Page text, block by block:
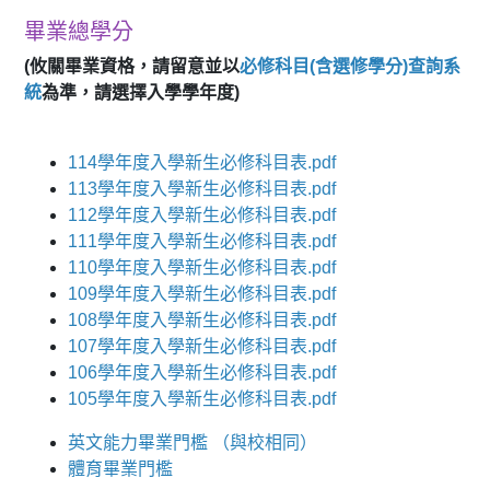
畢業總學分
(攸關畢業資格，請留意並以必修科目(含選修學分)查詢系
統為準，請選擇入學學年度)
114學年度入學新生必修科目表.pdf
113學年度入學新生必修科目表.pdf
112學年度入學新生必修科目表.pdf
111學年度入學新生必修科目表.pdf
110學年度入學新生必修科目表.pdf
109學年度入學新生必修科目表.pdf
108學年度入學新生必修科目表.pdf
107學年度入學新生必修科目表.pdf
106學年度入學新生必修科目表.pdf
105學年度入學新生必修科目表.pdf
英文能力畢業門檻
（與校相同）
體育畢業門檻